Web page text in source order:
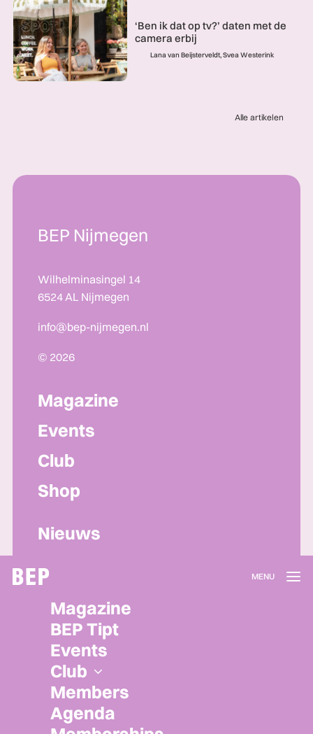
Magazine
BEP Tipt
Events
Club
Members
Agenda
‘Ben ik dat op tv?’ daten met de
camera erbij
Lana van Beijsterveldt, Svea Westerink
Alle artikelen
BEP Nijmegen
Wilhelminasingel 14
6524 AL Nijmegen
info@bep-nijmegen.nl
© 2026
Magazine
Events
Club
Shop
Nieuws
Lidmaatschap
Herroepen
Privacy policy
Algemene voorwaarden